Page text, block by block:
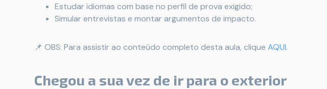
Estudar idiomas com base no perfil de prova exigido;
Simular entrevistas e montar argumentos de impacto.
📌 OBS: Para assistir ao conteúdo completo desta aula, clique AQUI.
Chegou a sua vez de ir para o exterior